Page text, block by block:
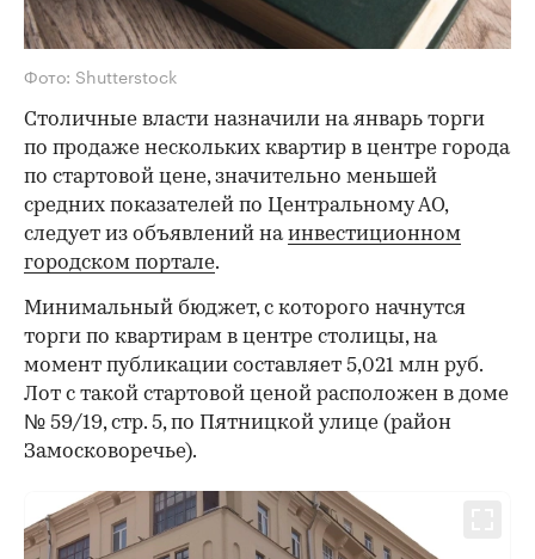
Фото: Shutterstock
Столичные власти назначили на январь торги
по продаже нескольких квартир в центре города
по стартовой цене, значительно меньшей
средних показателей по Центральному АО,
следует из объявлений наинвестиционном
городском портале.
Минимальный бюджет, с которого начнутся
торги по квартирам в центре столицы, на
момент публикации составляет 5,021 млн руб.
Лот с такой стартовой ценой расположен в доме
№ 59/19, стр. 5, по Пятницкой улице (район
Замосковоречье).